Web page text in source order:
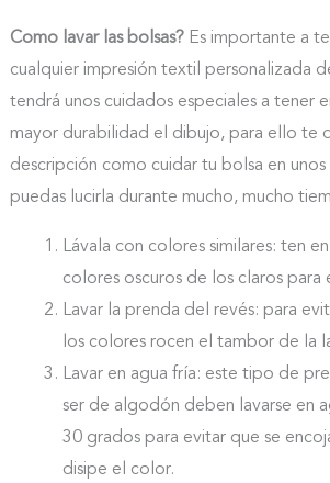
Como lavar las bolsas?Es importante a
cualquier impresión textil personalizada
tendrá unos cuidados especiales a tener
mayor durabilidad el dibujo, para ello te
descripción como cuidar tu bolsa en unos
puedas lucirla durante mucho, mucho
Lávala con colores similares: ten
colores oscuros de los claros para
Lavar la prenda del revés: para
los colores rocen el tambor de la
Lavar en agua fría: este tipo de
ser de algodón deben lavarse en
30 grados para evitar que se
disipe el color.